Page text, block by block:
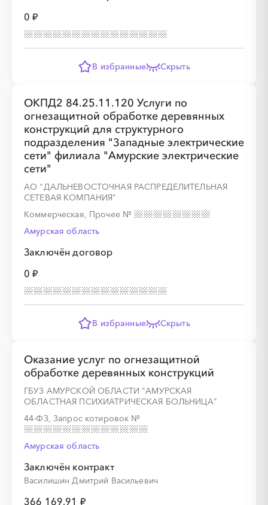
0 ₽
В избранные Скрыть
ОКПД2 84.25.11.120 Услуги по
огнезащитной обработке деревянных
конструкций для структурного
подразделения "Западные электрические
сети" филиала "Амурские электрические
сети"
АО "ДАЛЬНЕВОСТОЧНАЯ РАСПРЕДЕЛИТЕЛЬНАЯ
СЕТЕВАЯ КОМПАНИЯ"
Коммерческая, Прочее №
Амурская область
Заключён договор
0 ₽
В избранные Скрыть
Оказание услуг по огнезащитной
обработке деревянных конструкций
ГБУЗ АМУРСКОЙ ОБЛАСТИ "АМУРСКАЯ
ОБЛАСТНАЯ ПСИХИАТРИЧЕСКАЯ БОЛЬНИЦА"
44-ФЗ, Запрос котировок №
Амурская область
Заключён контракт
Василишин Дмитрий Васильевич
366 169,91 ₽
░░ ░░░
░
░░░ ░░░ ░░
░
░
░
░
░
░
░
░
░
░
░
░
░